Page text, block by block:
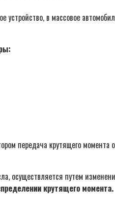
устройство, в массовое
передача крутящего
осуществляется путем
крутящего момента.